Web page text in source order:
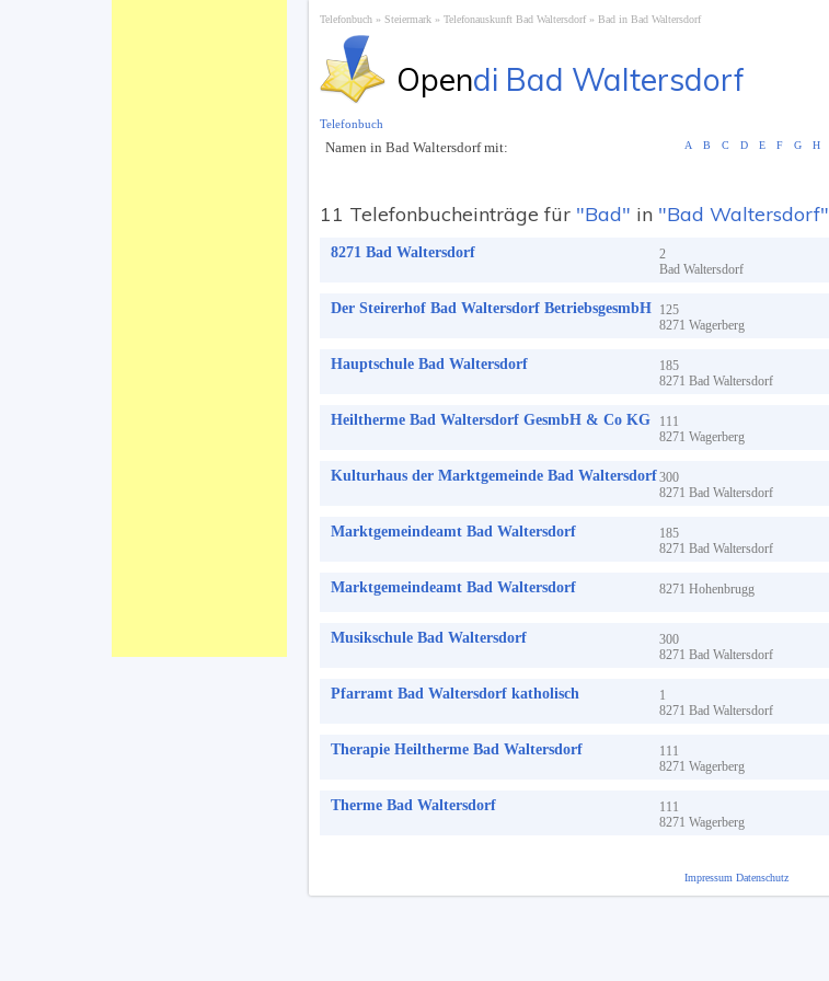
Telefonbuch Steiermark Telefonauskunft Bad Waltersdorf Bad in Bad Waltersdorf
Opendi Bad Waltersdorf
Namen in Bad Waltersdorf mit: A B C D E F G H
11 Telefonbucheinträge für "Bad" in "Bad Waltersdorf"
8271 Bad Waltersdorf
2
Bad Waltersdorf
Der Steirerhof Bad Waltersdorf BetriebsgesmbH 125
8271 Wagerberg
Hauptschule Bad Waltersdorf
185
8271 Bad Waltersdorf
Heiltherme Bad Waltersdorf GesmbH & Co KG
111
8271 Wagerberg
Kulturhaus der Marktgemeinde Bad Waltersdorf300
8271 Bad Waltersdorf
Marktgemeindeamt Bad Waltersdorf
185
8271 Bad Waltersdorf
Marktgemeindeamt Bad Waltersdorf 8271 Hohenbrugg
Musikschule Bad Waltersdorf
300
8271 Bad Waltersdorf
Pfarramt Bad Waltersdorf katholisch
1
8271 Bad Waltersdorf
Therapie Heiltherme Bad Waltersdorf
111
8271 Wagerberg
Therme Bad Waltersdorf
111
8271 Wagerberg
Telefonbuch
Impressum Datenschutz